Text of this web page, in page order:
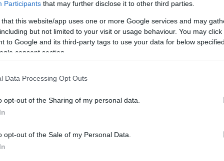
Participants that may further disclose it to other third parties.
that this website/app uses one or more Google services and may
but not limited to your visit or usage behaviour. You may
to Google and its third-party tags to use your data for below
consent section.
Data Processing Opt Outs
opt-out of the Sharing of my personal data.
opt-out of the Sale of my Personal Data.